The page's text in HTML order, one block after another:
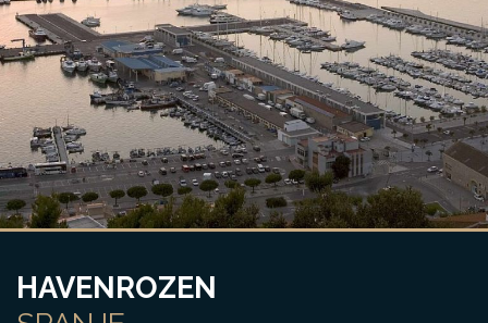
HAVENROZEN